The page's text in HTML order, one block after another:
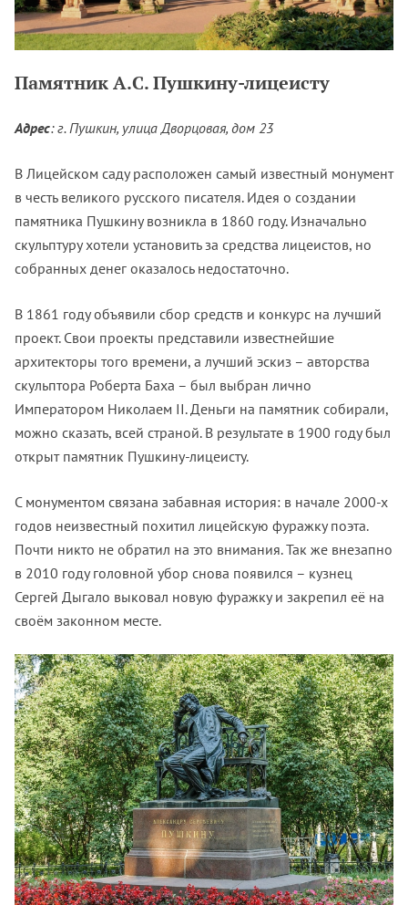
Памятник А.С. Пушкину-лицеисту
Адрес: г. Пушкин, улица Дворцовая, дом 23
В Лицейском саду расположен самый известный монумент
в честь великого русского писателя. Идея о создании
памятника Пушкину возникла в 1860 году. Изначально
скульптуру хотели установить за средства лицеистов, но
собранных денег оказалось недостаточно.
В 1861 году объявили сбор средств и конкурс на лучший
проект. Свои проекты представили известнейшие
архитекторы того времени, а лучший эскиз – авторства
скульптора Роберта Баха – был выбран лично
Императором Николаем II. Деньги на памятник собирали,
можно сказать, всей страной. В результате в 1900 году был
открыт памятник Пушкину-лицеисту.
С монументом связана забавная история: в начале 2000-х
годов неизвестный похитил лицейскую фуражку поэта.
Почти никто не обратил на это внимания. Так же внезапно
в 2010 году головной убор снова появился – кузнец
Сергей Дыгало выковал новую фуражку и закрепил её на
своём законном месте.